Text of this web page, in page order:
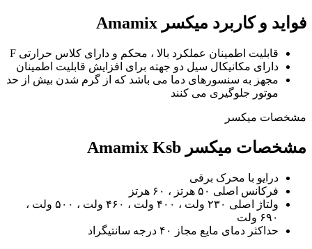
فواید و کاربرد میکسر Amamix
قابلیت اطمینان عملکرد بالا ، محکم و دارای کلاس حرارتی F
دارای مکانیکال سیل دو جهته برای افزایش قابلیت اطمینان
مجهز به سنسورهای دما می باشد که از گرم شدن بیش از حد
موتور جلوگیری می کنند
مشخصات میکسر
مشخصات میکسر Amamix Ksb
درایو با محرک برقی
فرکانس اصلی ۵۰ هرتز ، ۶۰ هرتز
ولتاژ اصلی ۲۳۰ ولت ، ۴۰۰ ولت ، ۴۶۰ ولت ، ۵۰۰ ولت ،
۶۹۰ ولت
حداکثر دمای مایع مجاز ۴۰ درجه سانتیگراد